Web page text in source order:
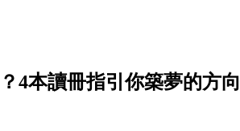
4本讀冊指引你築夢的方向